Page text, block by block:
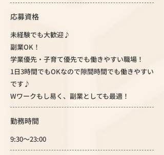
応募資格
未経験でも大歓迎♪
副業OK！
学業優先・子育て優先でも働きやすい職場！
1日3時間でもOKなので隙間時間でも働きやすい
です♪
Wワークもし易く、副業としても最適！
勤務時間
9:30～23:00